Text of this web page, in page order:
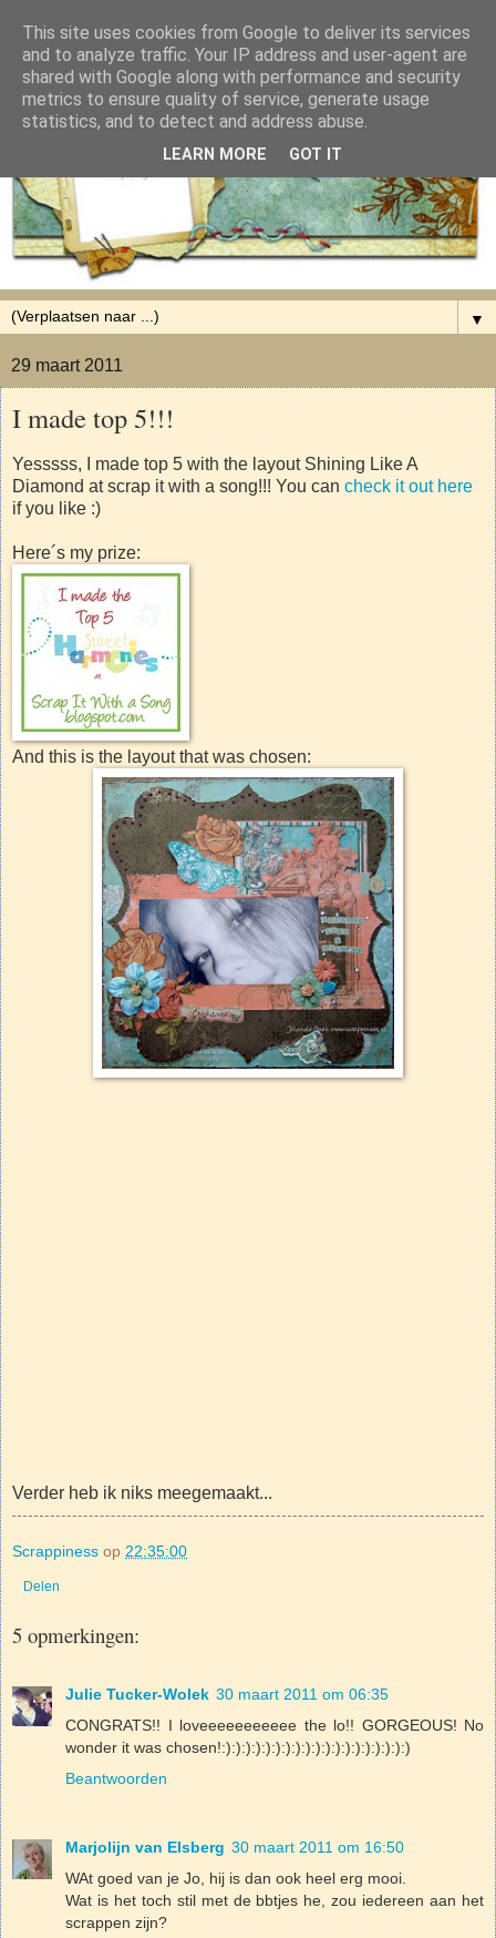
▼
29 maart 2011
I made top 5!!!
Yesssss, I made top 5 with the layout Shining Like A
Diamond at scrap it with a song!!! You can check it out here
if you like :)
Here´s my prize:
And this is the layout that was chosen:
Verder heb ik niks meegemaakt...
Scrappiness op 22:35:00
Delen
5 opmerkingen:
Julie Tucker-Wolek 30 maart 2011 om 06:35
CONGRATS!! I loveeeeeeeeeee the lo!! GORGEOUS! No
wonder it was chosen!:):):):):):):):):):):):):):):):):):):)
Beantwoorden
Marjolijn van Elsberg 30 maart 2011 om 16:50
WAt goed van je Jo, hij is dan ook heel erg mooi.
Wat is het toch stil met de bbtjes he, zou iedereen aan het
scrappen zijn?
This site uses cookies from Google to deliver its services
and to analyze traffic. Your IP address and user-agent are
shared with Google along with performance and security
metrics to ensure quality of service, generate usage
statistics, and to detect and address abuse.
LEARN MORE GOT IT